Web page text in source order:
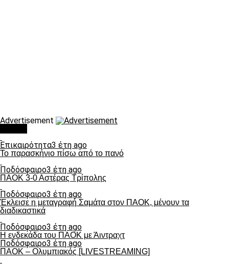
Advertisement
Επικαιρότητα3 έτη ago
Το παρασκήνιο πίσω από το πανό
Ποδόσφαιρο3 έτη ago
ΠΑΟΚ 3-0 Αστέρας Τρίπολης
Ποδόσφαιρο3 έτη ago
Έκλεισε η μεταγραφή Σαμάτα στον ΠΑΟΚ, μένουν τα
διαδικαστικά
Ποδόσφαιρο3 έτη ago
Η ενδεκάδα του ΠΑΟΚ με Άιντραχτ
Ποδόσφαιρο3 έτη ago
ΠΑΟΚ – Ολυμπιακός [LIVESTREAMING]